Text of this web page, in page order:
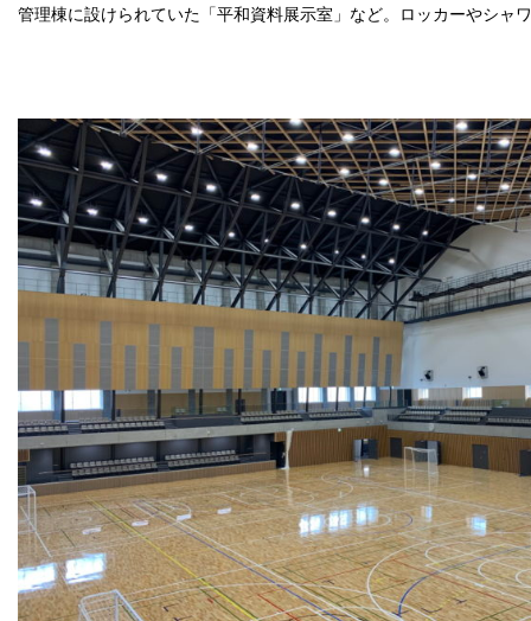
管理棟に設けられていた「平和資料展示室」など。ロッカーやシャ